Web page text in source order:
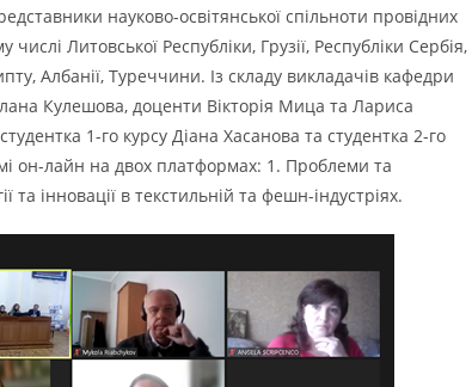
науково-освітянської спільноти провідних
Литовської Республіки, Грузії, Республіки Сербія,
Албанії, Туреччини. Із складу викладачів кафедри
Кулешова, доценти Вікторія Мица та Лариса
1-го курсу Діана Хасанова та студентка 2-го
он-лайн на двох платформах: 1. Проблеми та
та інновації в текстильній та фешн-індустріях.